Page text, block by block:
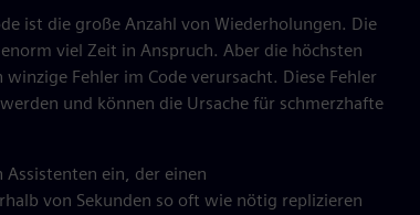
ist die große Anzahl von Wiederholungen. Die
viel Zeit in Anspruch. Aber die höchsten
Fehler im Code verursacht. Diese Fehler
und können die Ursache für schmerzhafte
Assistenten ein, der einen
von Sekunden so oft wie nötig replizieren